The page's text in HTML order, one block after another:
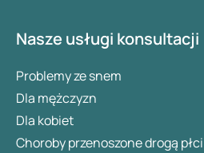
Nasze usługi konsultacji
Problemy ze snem
Dla mężczyzn
Dla kobiet
Choroby przenoszone drogą płci